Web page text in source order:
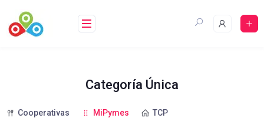
contenido
Categoría Única
Cooperativas MiPymes TCP